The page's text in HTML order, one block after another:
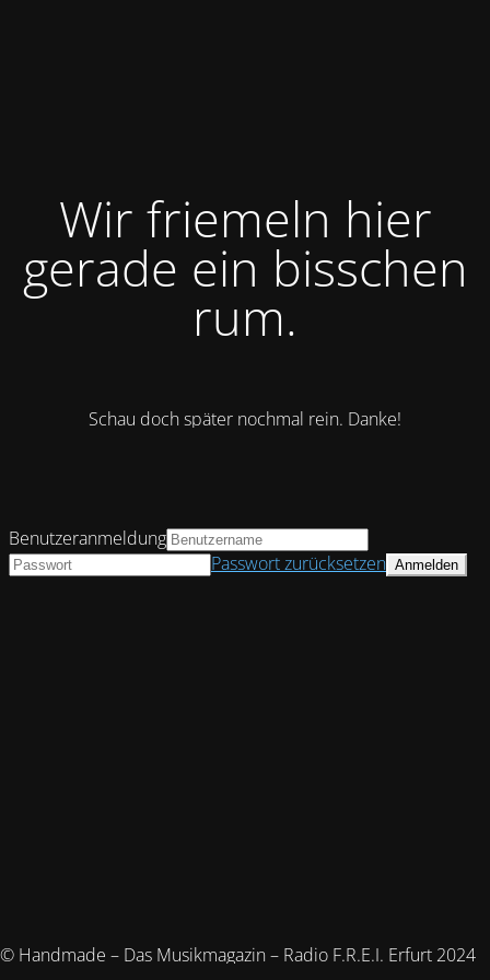
Wir friemeln hier
gerade ein bisschen
rum.
Schau doch später nochmal rein. Danke!
© Handmade – Das Musikmagazin – Radio F.R.E.I. Erfurt 2024
Benutzeranmeldung
Passwort zurücksetzen